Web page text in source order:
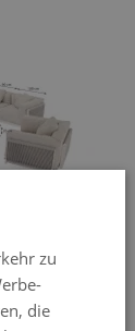
zu
die